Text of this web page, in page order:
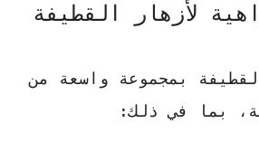
لأزهار القطيفة
بمجموعة واسعة من
بما في ذلك: